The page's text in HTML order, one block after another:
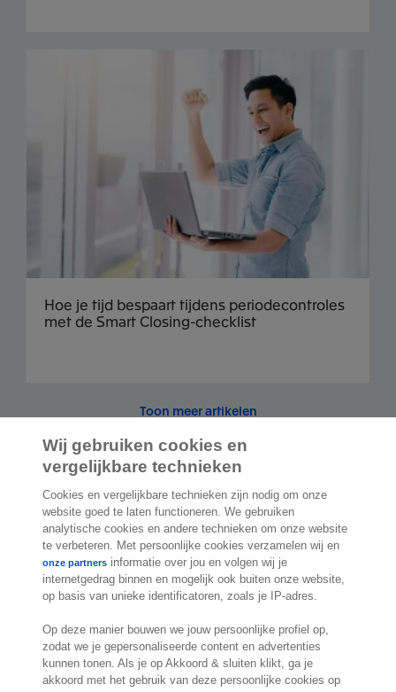
Hoe je tijd bespaart tijdens periodecontroles
met de Smart Closing-checklist
Toon meer artikelen
2.000 specialistenstaan klaar om je te
helpen
Contact
Exact Belgium
Koningin Astridlaan 166
1780 Wemmel
België
Wij gebruiken cookies en
vergelijkbare technieken
Cookies en vergelijkbare technieken zijn nodig om onze
website goed te laten functioneren. We gebruiken
analytische cookies en andere technieken om onze website
te verbeteren. Met persoonlijke cookies verzamelen wij en
onze partners informatie over jou en volgen wij je
internetgedrag binnen en mogelijk ook buiten onze website,
op basis van unieke identificatoren, zoals je IP-adres.
Op deze manier bouwen we jouw persoonlijke profiel op,
zodat we je gepersonaliseerde content en advertenties
kunnen tonen. Als je op Akkoord & sluiten klikt, ga je
akkoord met het gebruik van deze persoonlijke cookies op